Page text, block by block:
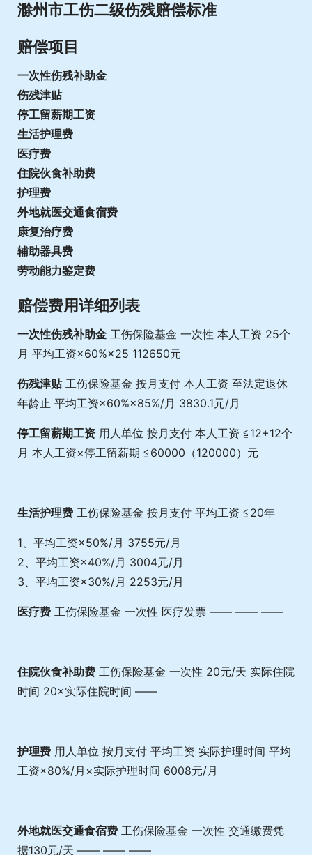
滁州市工伤二级伤残赔偿标准
赔偿项目
一次性伤残补助金
伤残津贴
停工留薪期工资
生活护理费
医疗费
住院伙食补助费
护理费
外地就医交通食宿费
康复治疗费
辅助器具费
劳动能力鉴定费
赔偿费用详细列表
一次性伤残补助金 工伤保险基金 一次性 本人工资 25个
月 平均工资×60%×25 112650元
伤残津贴工伤保险基金 按月支付 本人工资 至法定退休
年龄止 平均工资×60%×85%/月 3830.1元/月
停工留薪期工资 用人单位 按月支付 本人工资 ≦12+12个
月 本人工资×停工留薪期 ≦60000（120000）元
生活护理费 工伤保险基金 按月支付 平均工资 ≦20年
1、平均工资×50%/月 3755元/月
2、平均工资×40%/月 3004元/月
3、平均工资×30%/月 2253元/月
医疗费 工伤保险基金 一次性 医疗发票 —— —— ——
住院伙食补助费 工伤保险基金 一次性 20元/天 实际住院
时间 20×实际住院时间 ——
护理费 用人单位 按月支付 平均工资 实际护理时间 平均
工资×80%/月×实际护理时间 6008元/月
外地就医交通食宿费 工伤保险基金 一次性 交通缴费凭
据130元/天 —— —— ——